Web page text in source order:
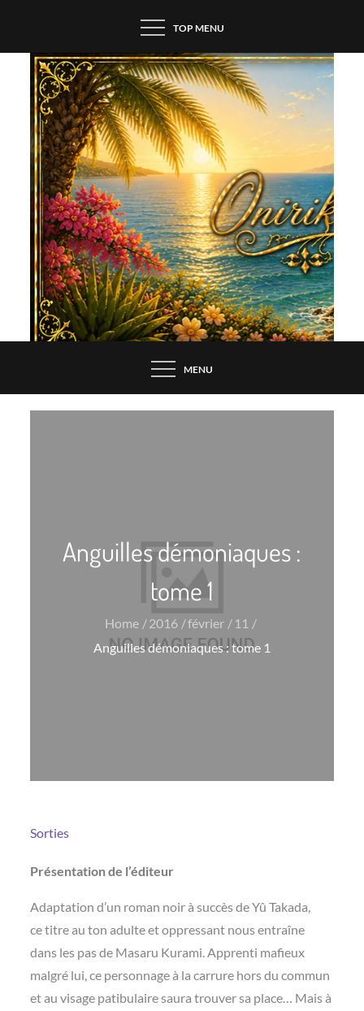
content
TOP MENU
MENU
Anguilles démoniaques :
tome 1
Home 2016 février
11
Anguilles démoniaques : tome 1
Sorties
Présentation de l’éditeur
Adaptation d’un roman noir à succès de Yû Takada,
ce titre au ton adulte et oppressant nous entraîne
dans les pas de Masaru Kurami. Apprenti mafieux
malgré lui, ce personnage à la carrure hors du commun
et au visage patibulaire saura trouver sa place… Mais à